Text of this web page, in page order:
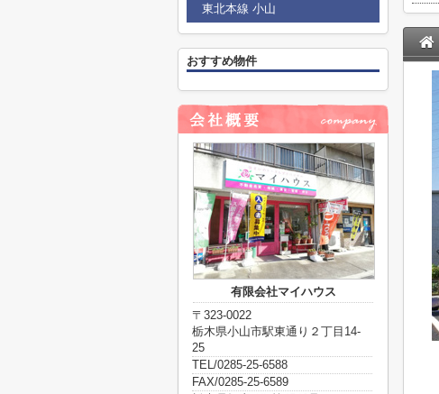
東北本線 小山
おすすめ物件
有限会社マイハウス
〒323-0022
栃木県小山市駅東通り２丁目14-
25
TEL/0285-25-6588
FAX/0285-25-6589